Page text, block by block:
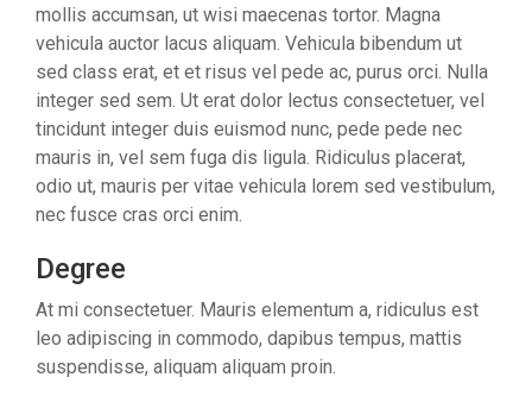
mollis accumsan, ut wisi maecenas tortor. Magna
vehicula auctor lacus aliquam. Vehicula bibendum ut
sed class erat, et et risus vel pede ac, purus orci. Nulla
integer sed sem. Ut erat dolor lectus consectetuer, vel
tincidunt integer duis euismod nunc, pede pede nec
mauris in, vel sem fuga dis ligula. Ridiculus placerat,
odio ut, mauris per vitae vehicula lorem sed vestibulum,
nec fusce cras orci enim.
Degree
At mi consectetuer. Mauris elementum a, ridiculus est
leo adipiscing in commodo, dapibus tempus, mattis
suspendisse, aliquam aliquam proin.